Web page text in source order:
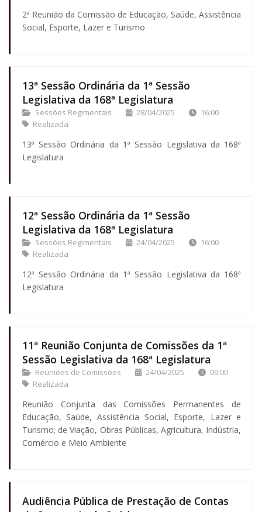
2ª Reunião da Comissão de Educação, Saúde, Assistência
Social, Esporte, Lazer e Turismo
13ª Sessão Ordinária da 1ª Sessão
Legislativa da 168ª Legislatura
Sessões Regimentais 28/04/2025
16:00
Realizada
13ª Sessão Ordinária da 1ª Sessão Legislativa da 168ª
Legislatura
12ª Sessão Ordinária da 1ª Sessão
Legislativa da 168ª Legislatura
Sessões Regimentais 24/04/2025
16:00
Realizada
12ª Sessão Ordinária da 1ª Sessão Legislativa da 168ª
Legislatura
11ª Reunião Conjunta de Comissões da 1ª
Sessão Legislativa da 168ª Legislatura
Reuniões de Comissões 24/04/2025
09:00
Realizada
Reunião Conjunta das Comissões Permanentes de
Educação, Saúde, Assistência Social, Esporte, Lazer e
Turismo; de Viação, Obras Públicas, Agricultura, Indústria,
Comércio e Meio Ambiente
Audiência Pública de Prestação de Contas